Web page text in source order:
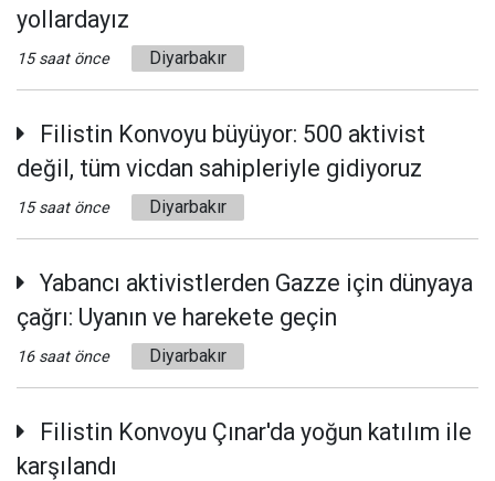
yollardayız
15 saat önce Diyarbakır
Filistin Konvoyu büyüyor: 500 aktivist
değil, tüm vicdan sahipleriyle gidiyoruz
15 saat önce Diyarbakır
Yabancı aktivistlerden Gazze için dünyaya
çağrı: Uyanın ve harekete geçin
16 saat önce Diyarbakır
Filistin Konvoyu Çınar'da yoğun katılım ile
karşılandı